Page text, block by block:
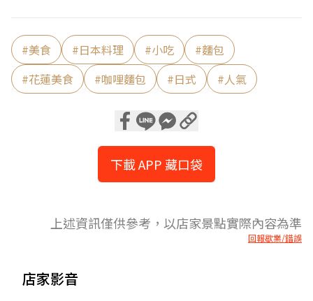
#美食 #日本料理 #小吃 #麵包
#花蓮美食 #咖哩麵包 #日式 #人氣
下載 APP 藏口袋
上述資訊僅供參考，以店家景點實際內容為準
回報歇業/錯誤
店家影音